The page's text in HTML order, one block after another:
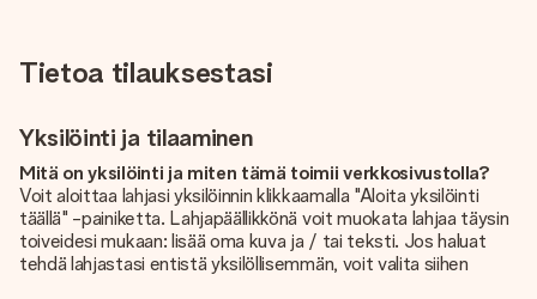
Tietoa tilauksestasi
Yksilöinti ja tilaaminen
Mitä on yksilöinti ja miten tämä toimii verkkosivustolla?
Voit aloittaa lahjasi yksilöinnin klikkaamalla "Aloita yksilöinti
täällä" -painiketta. Lahjapäällikkönä voit muokata lahjaa täysin
toiveidesi mukaan: lisää oma kuva ja / tai teksti. Jos haluat
tehdä lahjastasi entistä yksilöllisemmän, voit valita siihen